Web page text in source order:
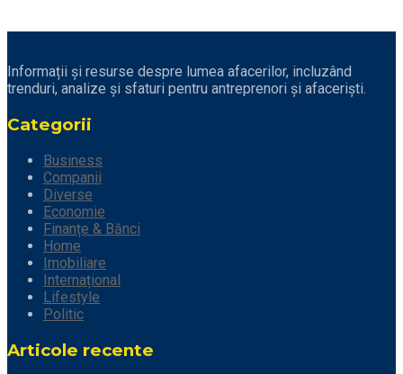
Informații și resurse despre lumea afacerilor, incluzând
trenduri, analize și sfaturi pentru antreprenori și afaceriști.
Categorii
Business
Companii
Diverse
Economie
Finanțe & Bănci
Home
Imobiliare
Internațional
Lifestyle
Politic
Articole recente